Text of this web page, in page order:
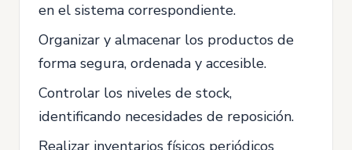
en el sistema correspondiente.
Organizar y almacenar los productos de
forma segura, ordenada y accesible.
Controlar los niveles de stock,
identificando necesidades de reposición.
Realizar inventarios físicos periódicos